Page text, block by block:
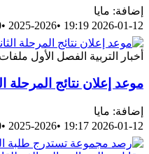
إضافة: مايا
2026-01-12 19:19
•
2025-2026
•
أخبار التربية الفصل الأول
موعد إعلان نتائج المرحلة
إضافة: مايا
2026-01-12 19:17
•
2025-2026
•